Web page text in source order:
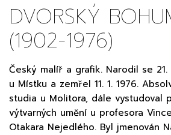
DVORSKÝ
(1902-1976)
Český malíř a grafik. Narodil se 21.
u Místku a zemřel 11. 1. 1976.
studia u Molitora, dále vystudoval
výtvarných umění u profesora
Otakara Nejedlého. Byl jmenován